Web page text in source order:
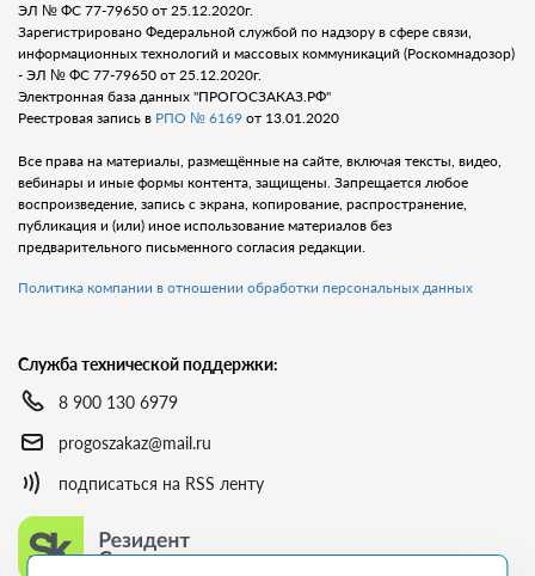
ЭЛ № ФС 77-79650 от 25.12.2020г.
Зарегистрировано Федеральной службой по надзору в сфере связи,
информационных технологий и массовых коммуникаций (Роскомнадозор)
- ЭЛ № ФС 77-79650 от 25.12.2020г.
Электронная база данных "ПРОГОСЗАКАЗ.РФ"
Реестровая запись в РПО № 6169 от 13.01.2020
Все права на материалы, размещённые на сайте, включая тексты, видео,
вебинары и иные формы контента, защищены. Запрещается любое
воспроизведение, запись с экрана, копирование, распространение,
публикация и (или) иное использование материалов без
предварительного письменного согласия редакции.
Политика компании в отношении обработки персональных данных
Служба технической поддержки:
8 900 130 6979
progoszakaz@mail.ru
подписаться на RSS ленту